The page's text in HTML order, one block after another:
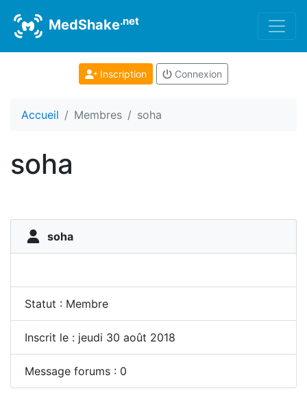
MedShake.net
Inscription Connexion
Accueil Membres soha
soha
soha
Statut : Membre
Inscrit le : jeudi 30 août 2018
Message forums : 0